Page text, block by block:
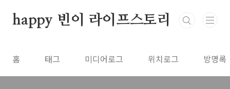
happy 빈이 라이프스토리
홈 태그 미디어로그 위치로그 방명록